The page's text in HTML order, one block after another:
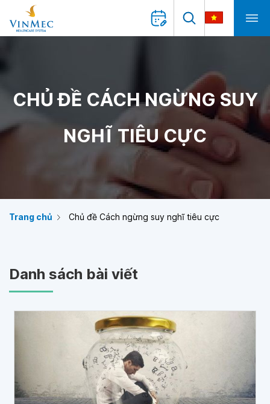
CHỦ ĐỀ CÁCH NGỪNG SUY
NGHĨ TIÊU CỰC
Trang chủ Chủ đề Cách ngừng suy nghĩ tiêu cực
Danh sách bài viết